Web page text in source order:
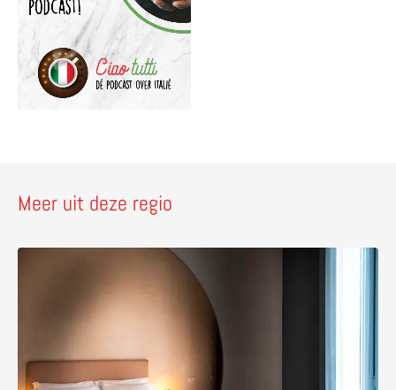
Meer uit deze regio
Lees meer over Dandelion Suites & Park, een heerlijk